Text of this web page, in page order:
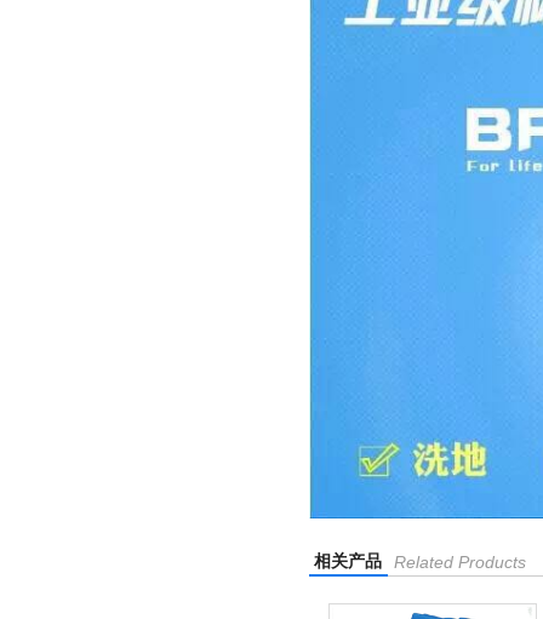
相关产品 Related Products